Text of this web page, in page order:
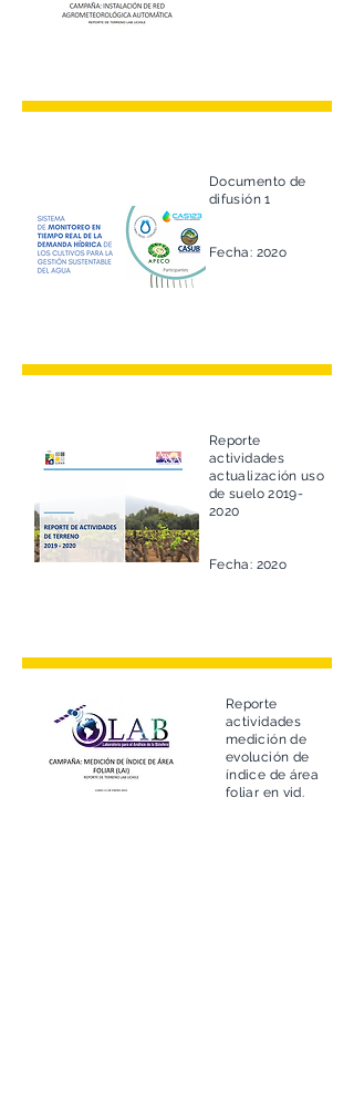
Documento de
difusión 1
Fecha: 202o
Reporte
actividades
actualización uso
de suelo2019-
2020
Fecha: 202o
Reporte
actividades
medición de
evolución de
índice de área
foliar en vid.